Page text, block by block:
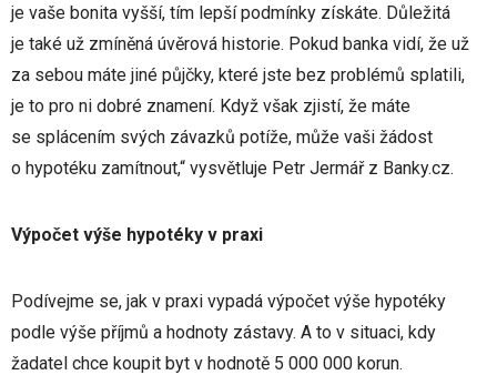
je vaše bonita vyšší, tím lepší podmínky získáte. Důležitá
je také už zmíněná úvěrová historie. Pokud banka vidí, že už
za sebou máte jiné půjčky, které jste bez problémů splatili,
je to pro ni dobré znamení. Když však zjistí, že máte
se splácením svých závazků potíže, může vaši žádost
o hypotéku zamítnout,“ vysvětluje Petr Jermář z Banky.cz.
Výpočet výše hypotéky v praxi
Podívejme se, jak v praxi vypadá výpočet výše hypotéky
podle výše příjmů a hodnoty zástavy. A to v situaci, kdy
žadatel chce koupit byt v hodnotě 5 000 000 korun.